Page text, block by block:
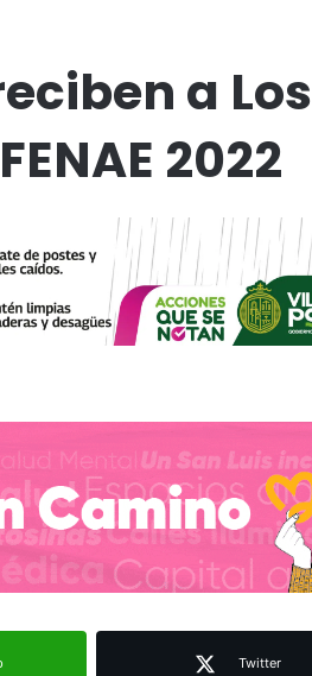
a Los
2022
Twitter